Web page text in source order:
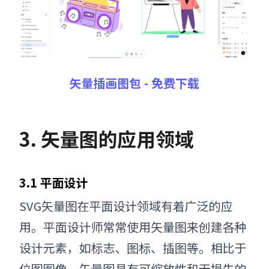
矢量插画图包 - 免费下载
3. 矢量图的应用领域
3.1 平面设计
SVG矢量图在平面设计领域有着广泛的应
用。平面设计师常常使用矢量图来创建各种
设计元素，如标志、图标、插图等。相比于